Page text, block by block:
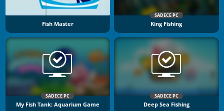
Fish Master
SADECE PC
King Fishing
SADECE PC
My Fish Tank: Aquarium Game
SADECE PC
Deep Sea Fishing